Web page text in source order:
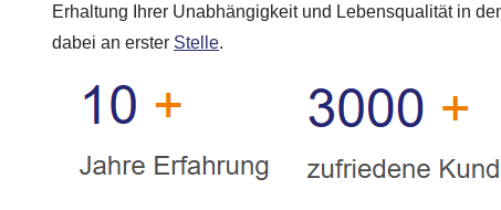
Erhaltung Ihrer Unabhängigkeit und Lebensqualität in
dabei an erster Stelle.